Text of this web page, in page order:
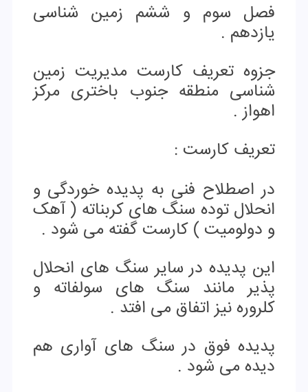
فصل سوم و ششم زمین شناسی
یازدهم .
جزوه تعریف کارست ﻣﺪﯾﺮﯾﺖ زﻣﯿﻦ
ﺷﻨﺎسی ﻣﻨﻄﻘﻪ ﺟﻨﻮب ﺑﺎﺧﺘﺮی ﻣﺮکز
اﻫﻮاز .
ﺗﻌﺮﯾﻒ کارﺳﺖ :
در اﺻﻄﻼح فنی ﺑﻪ پدیده ﺧﻮردگی و
اﻧﺤﻼل ﺗﻮده سنگ های کربناته ( آهک
و دولومیت ) کارست گفته می شود .
اﯾﻦ پدﯾﺪه در ﺳﺎﯾﺮ سنگ های اﻧﺤﻼل
پذیر ﻣﺎﻧﻨﺪ سنگ های ﺳﻮﻟﻔﺎﺗﻪ و
کلروره ﻧﯿﺰ اﺗﻔﺎق می اﻓﺘﺪ .
پدﯾﺪه ﻓﻮق در سنگ های آواری ﻫﻢ
دﯾﺪه می شود .